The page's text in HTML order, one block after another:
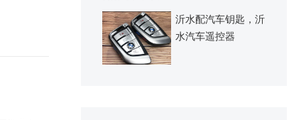
沂水配汽车钥匙，沂
水汽车遥控器